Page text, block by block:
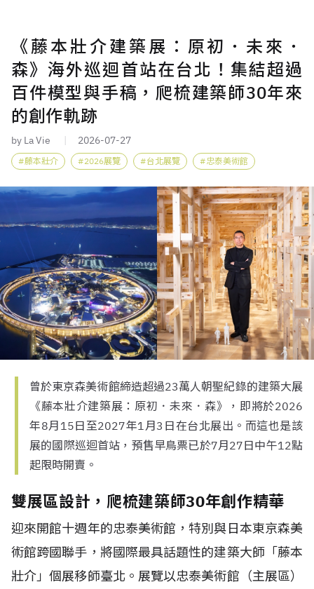
《藤本壯介建築展：原初．未來．
森》海外巡迴首站在台北！集結超過
百件模型與手稿，爬梳建築師30年來
的創作軌跡
by La Vie 2026-07-27
藤本壯介 2026展覽 台北展覽 忠泰美術館
曾於東京森美術館締造超過23萬人朝聖紀錄的建築大展
《藤本壯介建築展：原初．未來．森》，即將於2026
年8月15日至2027年1月3日在台北展出。而這也是該
展的國際巡迴首站，預售早鳥票已於7月27日中午12點
起限時開賣。
雙展區設計，爬梳建築師30年創作精華
迎來開館十週年的忠泰美術館，特別與日本東京森美
術館跨國聯手，將國際最具話題性的建築大師「藤本
壯介」個展移師臺北。展覽以忠泰美術館（主展區）